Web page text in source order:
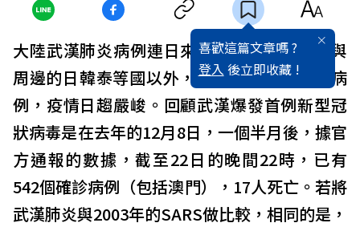
喜歡這篇文章嗎 ?
登入 後立即收藏 !
大陸武漢肺炎病例連日來劇增，波及台港澳與
周邊的日韓泰等國以外，22日美國也確診一病
例，疫情日趨嚴峻。回顧武漢爆發首例新型冠
狀病毒是在去年的12月8日，一個半月後，據官
方通報的數據，截至22日的晚間22時，已有
542個確診病例（包括澳門），17人死亡。若將
武漢肺炎與2003年的SARS做比較，相同的是，